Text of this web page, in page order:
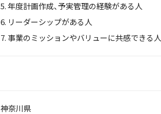
年度計画作成、予実管理の経験がある人
リーダーシップがある人
事業のミッションやバリューに共感できる人
神奈川県